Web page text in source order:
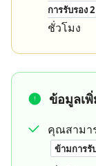
การรับรอง
ชั่วโมง
ข้อมูลเพิ่
คุณสามา
ข้ามการรั